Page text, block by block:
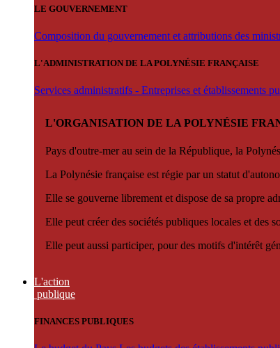
LE GOUVERNEMENT
Composition du gouvernement et attributions des
L'ADMINISTRATION DE LA POLYNÉSIE FRANÇAISE
Services administratifs - Entreprises et établissements
L'ORGANISATION DE LA POLYNÉSIE
Pays d'outre-mer au sein de la République, la
La Polynésie française est régie par un statut
Elle se gouverne librement et dispose de sa propre
Elle peut créer des sociétés publiques locales et des
Elle peut aussi participer, pour des motifs d'intérêt
L'action
publique
FINANCES PUBLIQUES